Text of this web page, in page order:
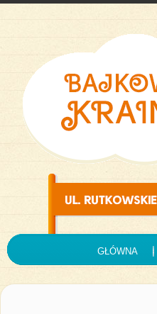
GŁÓWNA